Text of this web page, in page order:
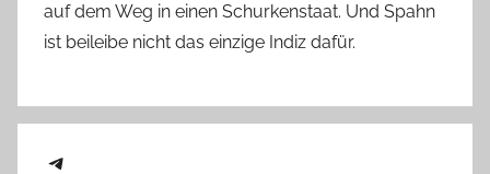
auf dem Weg in einen Schurkenstaat. Und Spahn
ist beileibe nicht das einzige Indiz dafür.
Telegram